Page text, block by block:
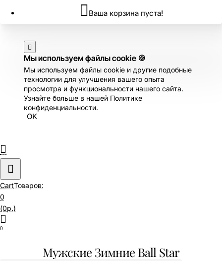
Ваша корзина пуста!
Мы используем файлы cookie 🍪
Мы используем файлы cookie и другие подобные
технологии для улучшения вашего опыта
просмотра и функциональности нашего сайта.
Узнайте больше в нашей Политике
конфиденциальности.
OK
CartТоваров:
0
(0р.)
0
Мужские Зимние Ball Star